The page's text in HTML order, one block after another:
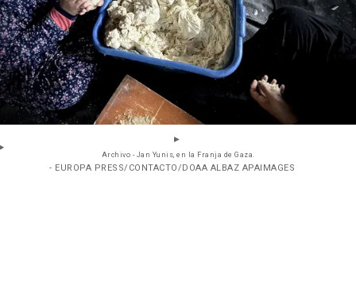
Archivo - Jan Yunis, en la Franja de Gaza.
- EUROPA PRESS/CONTACTO/DOAA ALBAZ APAIMAGES